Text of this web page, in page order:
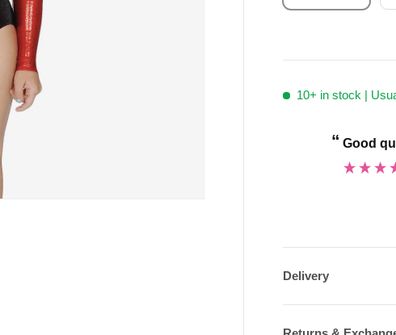
10+ in stock |
“
“
Good
Delivery